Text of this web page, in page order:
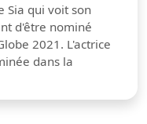
Sia qui voit son
d'être nominé
2021. L'actrice
dans la